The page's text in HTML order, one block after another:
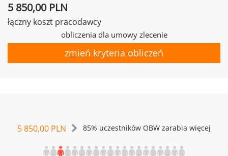
5 850,00 PLN
łączny koszt pracodawcy
obliczenia dla umowy zlecenie
zmień kryteria obliczeń
5 850,00 PLN 85% uczestników OBW zarabia więcej